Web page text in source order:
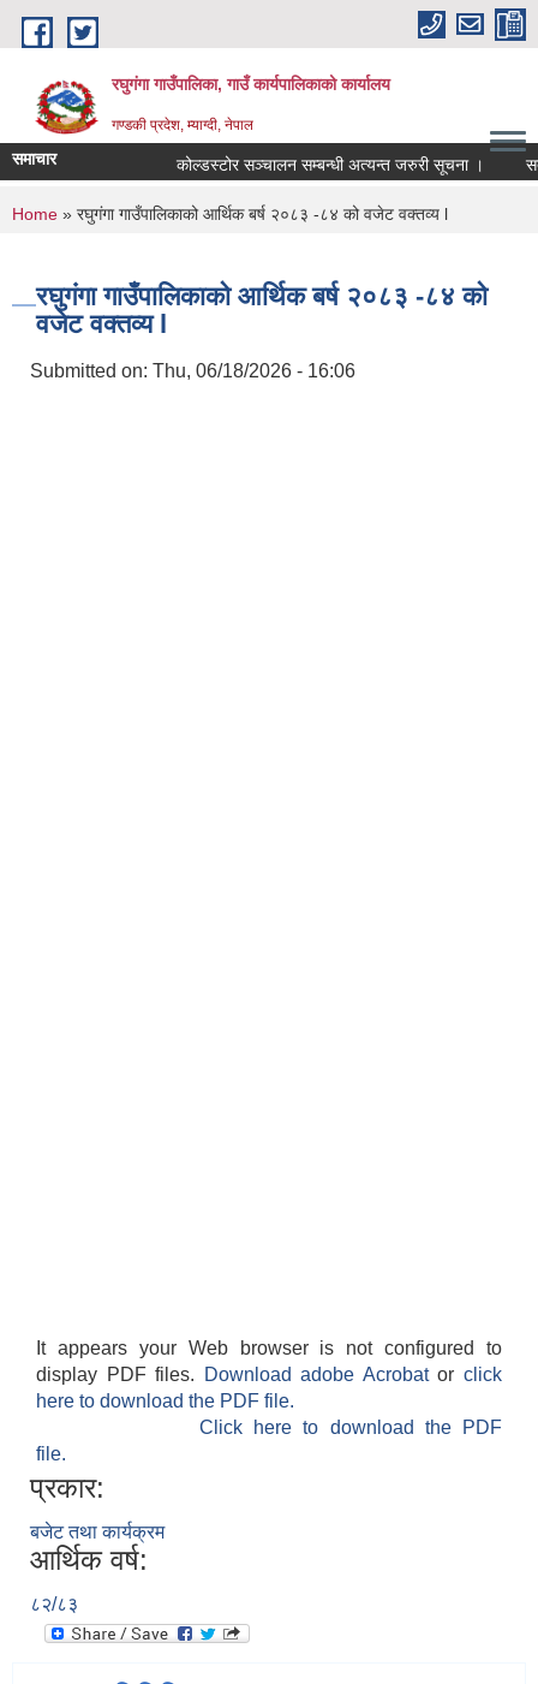
Skip to main content
रघुगंगा गाउँपालिका, गाउँ कार्यपालिकाको कार्यालय
गण्डकी प्रदेश, म्याग्दी, नेपाल
समाचार कोल्डस्टोर सञ्चालन सम्बन्धी अत्यन्त जरुरी सूचना ।
You are here
Home » रघुगंगा गाउँपालिकाको आर्थिक बर्ष २०८३ -८४ को वजेट वक्तव्य l
रघुगंगा गाउँपालिकाको आर्थिक बर्ष २०८३ -८४ को
वजेट वक्तव्य l
Submitted on: Thu, 06/18/2026 - 16:06
It appears your Web browser is not configured to
display PDF files.
Download adobe Acrobatorclick
here to download the PDF file.
Click here to download the PDF
file.
प्रकार:
बजेट तथा कार्यक्रम
आर्थिक वर्ष:
८२/८३